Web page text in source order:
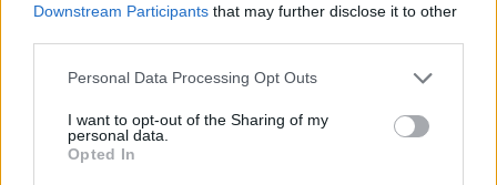
Downstream Participants that may further disclose it to other
Personal Data Processing Opt Outs
I want to opt-out of the Sharing of my
personal data.
Opted In
Lrytas.lt
Vizažistės, verslininkės Oksanos Pikul (42
m.) ir kovotojo Dominyko Dirksčio (24 m.)
skyrybų drama netyla.